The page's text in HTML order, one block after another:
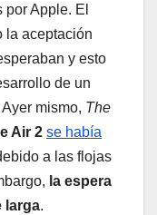
Apple. El
la aceptación
y esto
de un
mismo, The
Air 2 se había
a las flojas
la espera
larga.